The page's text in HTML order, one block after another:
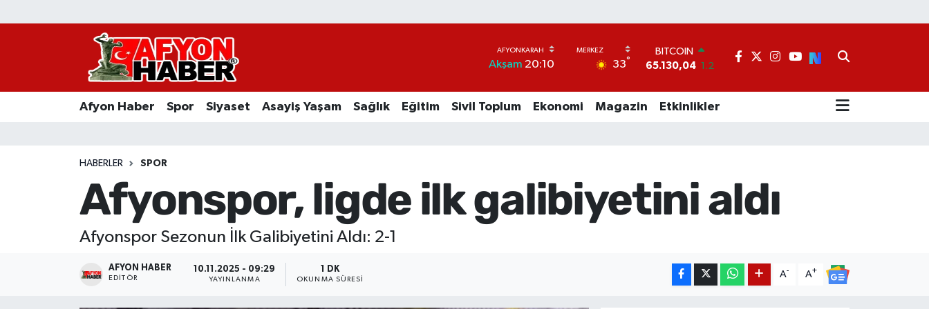
Akşam 20:10 33°
65.130,04
1.2
DOLAR
EURO
55,1652 0.27
13.773 -19
Afyon Haber Spor Siyaset Asayiş Yaşam Sağlık Eğitim Sivil Toplum Ekonomi Magazin Etkinlikler
HABERLER SPOR
Afyonspor, ligde ilk galibiyetini aldı
Afyonspor Sezonun İlk Galibiyetini Aldı: 2-1
AFYON HABER
EDITÖR
10.11.2025 - 09:29
YAYINLANMA
1 DK
OKUNMA SÜRESI
A- A+
Afyon Haber
Asayiş Yaşam